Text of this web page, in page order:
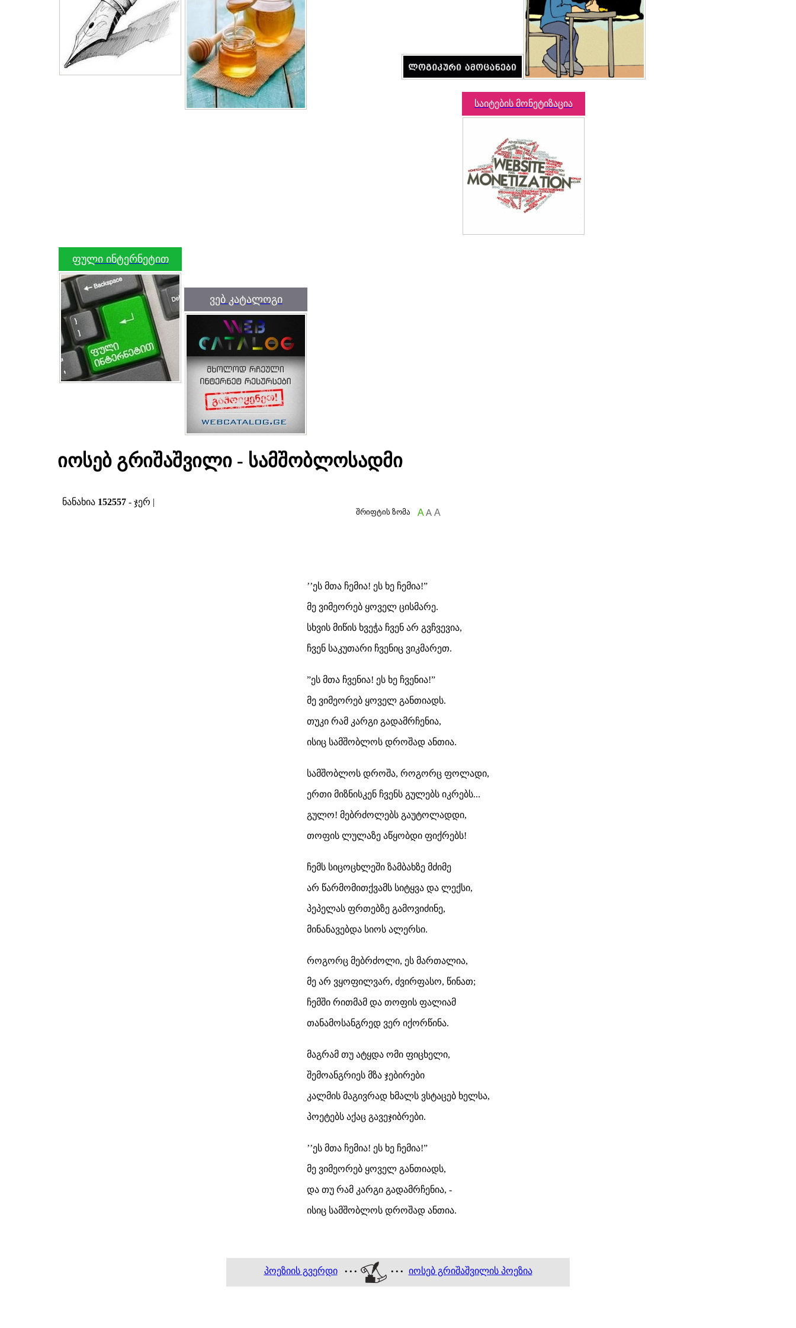
საიტების მონეტიზაცია
ფული ინტერნეტით
ვებ კატალოგი
იოსებ გრიშაშვილი - სამშობლოსადმი
ნანახია 152557 - ჯერ |
შრიფტის ზომა A A A
’’ეს მთა ჩემია! ეს ხე ჩემია!”
მე ვიმეორებ ყოველ ცისმარე.
სხვის მიწის ხვეჭა ჩვენ არ გვჩვევია,
ჩვენ საკუთარი ჩვენიც ვიკმარეთ.
”ეს მთა ჩვენია! ეს ხე ჩვენია!”
მე ვიმეორებ ყოველ განთიადს.
თუკი რამ კარგი გადამრჩენია,
ისიც სამშობლოს დროშად ანთია.
სამშობლოს დროშა, როგორც ფოლადი,
ერთი მიზნისკენ ჩვენს გულებს იკრებს...
გულო! მებრძოლებს გაუტოლადდი,
თოფის ლულაზე აწყობდი ფიქრებს!
ჩემს სიცოცხლეში ზამბახზე მძიმე
არ წარმომითქვამს სიტყვა და ლექსი,
პეპელას ფრთებზე გამოვიძინე,
მინანავებდა სიოს ალერსი.
როგორც მებრძოლი, ეს მართალია,
მე არ ვყოფილვარ, ძვირფასო, წინათ;
ჩემში რითმამ და თოფის ფალიამ
თანამოსანგრედ ვერ იქორწინა.
მაგრამ თუ ატყდა ომი ფიცხელი,
შემოანგრიეს მზა ჯებირები
კალმის მაგივრად ხმალს ვსტაცებ ხელსა,
პოეტებს აქაც გავეჯიბრები.
’’ეს მთა ჩემია! ეს ხე ჩემია!”
მე ვიმეორებ ყოველ განთიადს,
და თუ რამ კარგი გადამრჩენია, -
ისიც სამშობლოს დროშად ანთია.
პოეზიის გვერდი • • • • • • იოსებ გრიშაშვილის პოეზია